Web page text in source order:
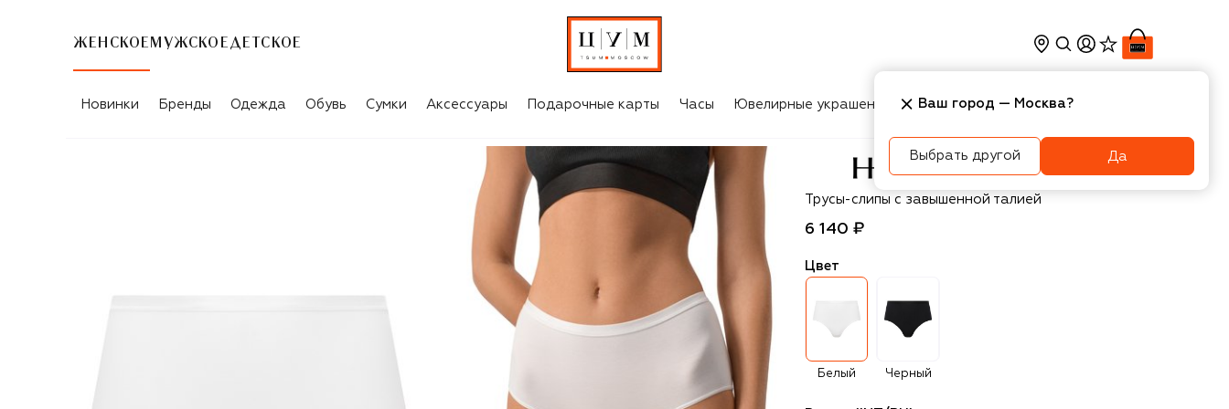
ЖЕНСКОЕ МУЖСКОЕ ДЕТСКОЕ
Новинки Бренды Одежда Обувь Сумки Аксессуары Подарочные карты Часы Ювелирные украшения Косметика Интерьер
Hanro
Трусы-слипы с завышенной талией
6 140 ₽
Цвет
Белый Черный
Ваш город — Москва?
Выбрать другой Да